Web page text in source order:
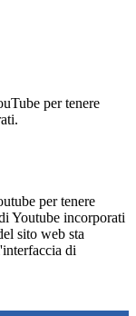
per tenere
per tenere
Youtube incorporati
sito web sta
di